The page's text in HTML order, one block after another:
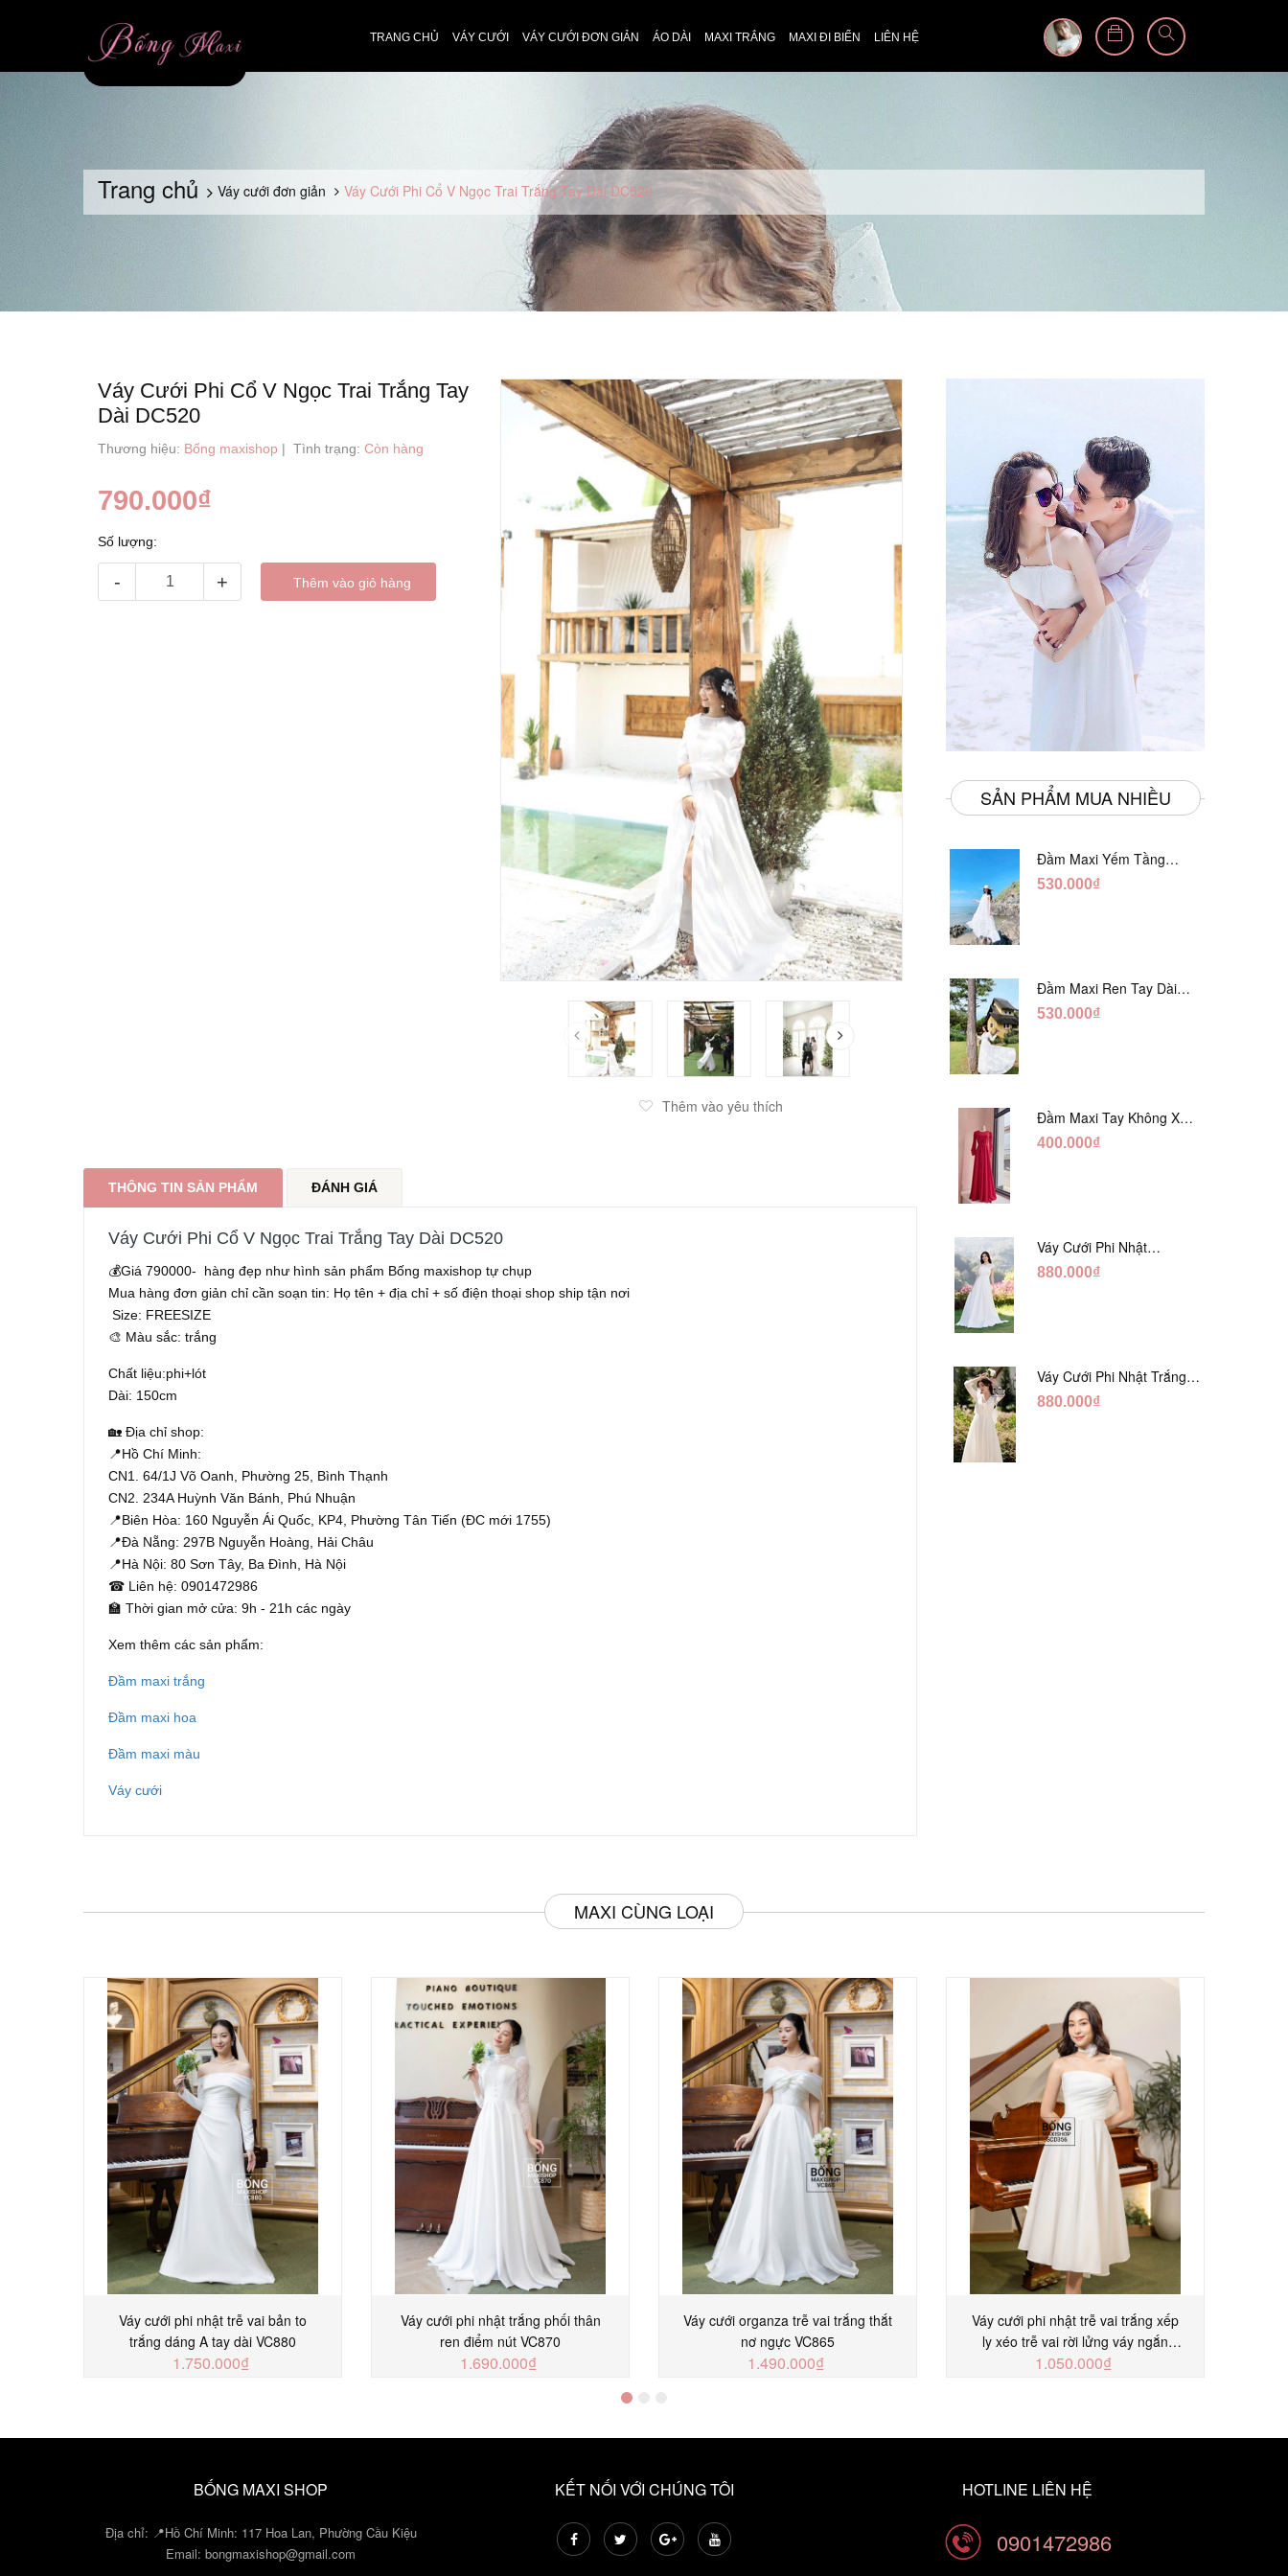
TRANG CHỦ VÁY CƯỚI VÁY CƯỚI ĐƠN GIẢN ÁO DÀI MAXI TRẮNG MAXI ĐI BIỂN LIÊN HỆ
Trang chủ Váy cưới đơn giản Váy Cưới Phi Cổ V Ngọc Trai Trắng Tay Dài DC520
Thêm vào yêu thích
Váy Cưới Phi Cổ V Ngọc Trai Trắng Tay
Dài DC520
Thương hiệu: Bống maxishop | Tình trạng: Còn hàng
790.000₫
Số lượng:
- + Thêm vào giỏ hàng
THÔNG TIN SẢN PHẨM ĐÁNH GIÁ
Váy Cưới Phi Cổ V Ngọc Trai Trắng Tay Dài DC520
💰Giá 790000- hàng đẹp như hình sản phẩm Bống maxishop tự chụp
Mua hàng đơn giản chỉ cần soạn tin: Họ tên + địa chỉ + số điện thoại shop ship tận nơi
Size: FREESIZE
🎨 Màu sắc: trắng
Chất liệu:phi+lót
Dài: 150cm
🏡 Địa chỉ shop:
📍Hồ Chí Minh:
CN1. 64/1J Võ Oanh, Phường 25, Bình Thạnh
CN2. 234A Huỳnh Văn Bánh, Phú Nhuận
📍Biên Hòa: 160 Nguyễn Ái Quốc, KP4, Phường Tân Tiến (ĐC mới 1755)
📍Đà Nẵng: 297B Nguyễn Hoàng, Hải Châu
📍Hà Nội: 80 Sơn Tây, Ba Đình, Hà Nội
☎ Liên hệ: 0901472986
🏫 Thời gian mở cửa: 9h - 21h các ngày
Xem thêm các sản phẩm:
Đầm maxi trắng
Đầm maxi hoa
Đầm maxi màu
Váy cưới
SẢN PHẨM MUA NHIỀU
Đầm Maxi Yếm Tầng
Trắng Ánh Tằm DT808
530.000₫
Đầm Maxi Ren Tay Dài
Hàng Ngọc Giữa Trắng
530.000₫
Đầm Maxi Tay Không Xẻ
Đỏ DM765
400.000₫
Váy Cưới Phi Nhật
Trắng Cúp Chéo DC543
880.000₫
Váy Cưới Phi Nhật Trắng
Tay Phối Ren Lửng DC554
880.000₫
MAXI CÙNG LOẠI
Váy cưới phi nhật trễ vai bản to
trắng dáng A tay dài VC880
1.750.000₫
Váy cưới phi nhật trắng phối thân
ren điểm nút VC870
1.690.000₫
Váy cưới organza trễ vai trắng thắt
nơ ngực VC865
1.490.000₫
Váy cưới phi nhật trễ vai trắng xếp
ly xéo trễ vai rời lửng váy ngắn
SCD356T
1.050.000₫
BỐNG MAXI SHOP
Địa chỉ: 📍Hồ Chí Minh: 117 Hoa Lan, Phường Cầu Kiệu
Email: bongmaxishop@gmail.com
KẾT NỐI VỚI CHÚNG TÔI HOTLINE LIÊN HỆ
0901472986